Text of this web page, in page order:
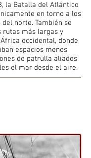
la Batalla del Atlántico
en torno a los
norte. También se
rutas más largas y
occidental, donde
espacios menos
de patrulla aliados
el mar desde el aire.